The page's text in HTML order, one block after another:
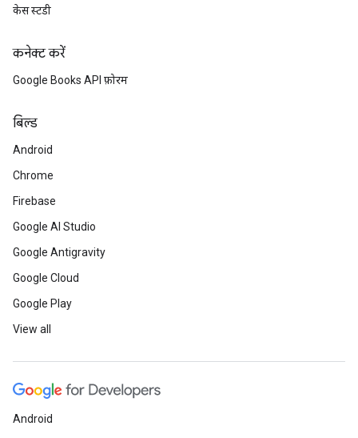
केस स्टडी
कनेक्ट करें
Google Books API फ़ोरम
बिल्ड
Android
Chrome
Firebase
Google AI Studio
Google Antigravity
Google Cloud
Google Play
View all
Android